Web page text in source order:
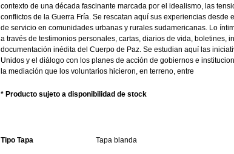
contexto de una década fascinante marcada por el idealismo, las
conflictos de la Guerra Fría. Se rescatan aquí sus experiencias desde
de servicio en comunidades urbanas y rurales sudamericanas. Lo
a través de testimonios personales, cartas, diarios de vida, boletines,
documentación inédita del Cuerpo de Paz. Se estudian aquí las
Unidos y el diálogo con los planes de acción de gobiernos e
la mediación que los voluntarios hicieron, en terreno, entre
* Producto sujeto a disponibilidad de stock
Tipo Tapa Tapa blanda